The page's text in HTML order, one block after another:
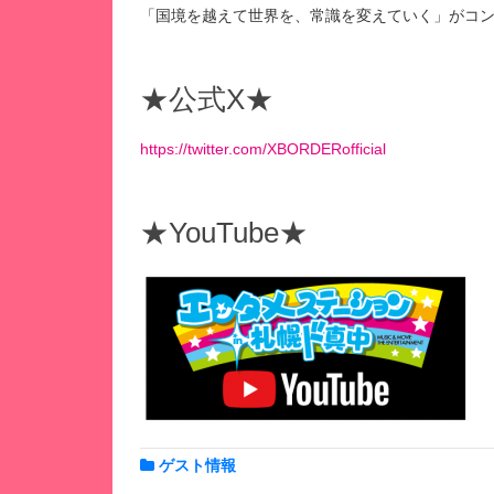
「国境を越えて世界を、常識を変えていく」がコ
★公式X★
https://twitter.com/XBORDERofficial
★YouTube★
ゲスト情報